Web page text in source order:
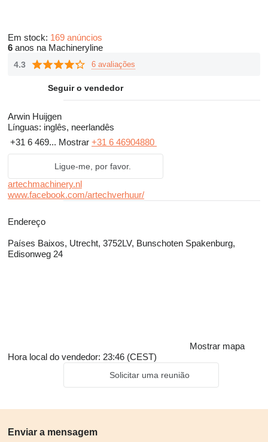
Em stock: 169 anúncios
6 anos na Machineryline
4.3 6 avaliações
Seguir o vendedor
Arwin Huijgen
Línguas: inglês, neerlandês
+31 6 469... Mostrar +31 6 46904880
Ligue-me, por favor.
artechmachinery.nl
www.facebook.com/artechverhuur/
Endereço
Países Baixos, Utrecht, 3752LV, Bunschoten Spakenburg,
Edisonweg 24
Mostrar mapa
Hora local do vendedor: 23:46 (CEST)
Solicitar uma reunião
Enviar a mensagem